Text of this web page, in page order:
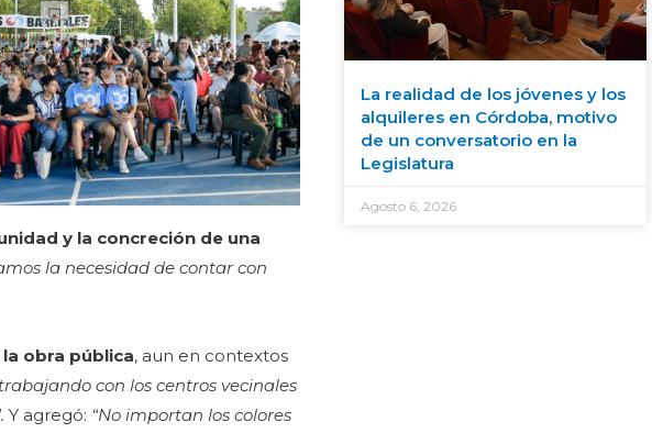
y la concreción de una
la necesidad de contar con
obra pública, aun en contextos
con los centros vecinales
Y agregó: “No importan los colores
La realidad de los jóvenes y los
alquileres en Córdoba, motivo
de un conversatorio en la
Legislatura
Agosto 6, 2026